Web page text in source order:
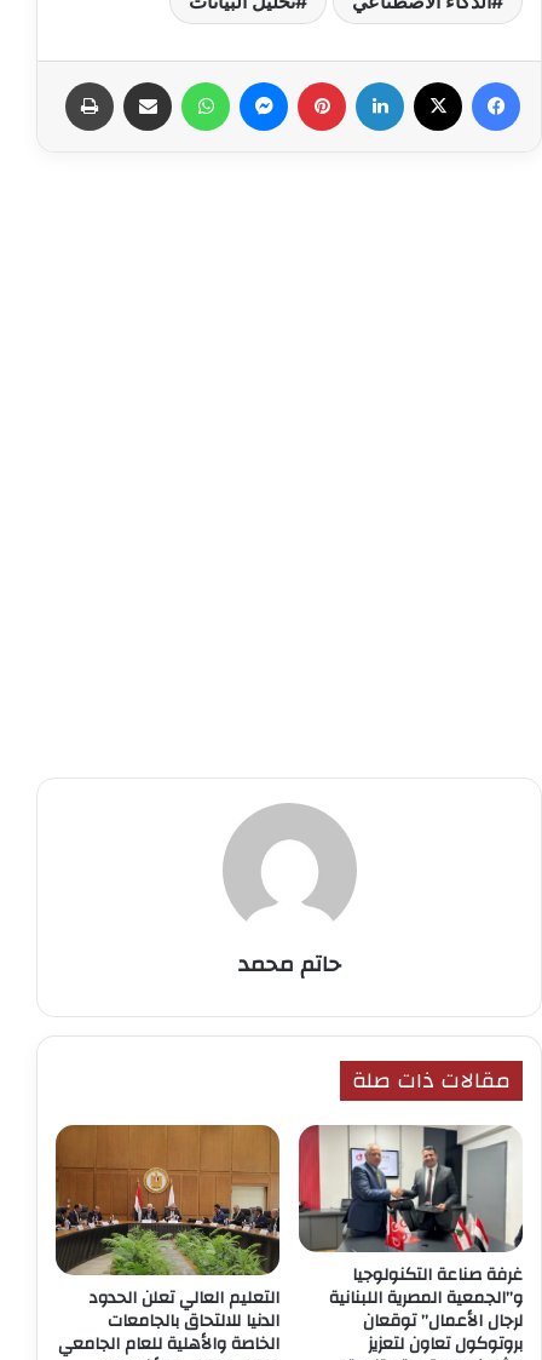
حاتم محمد
مقالات ذات صلة
غرفة صناعة التكنولوجيا
و”الجمعية المصرية اللبنانية
لرجال الأعمال” توقعان
بروتوكول تعاون لتعزيز
التعليم العالي تعلن الحدود
الدنيا للالتحاق بالجامعات
الخاصة والأهلية للعام الجامعي